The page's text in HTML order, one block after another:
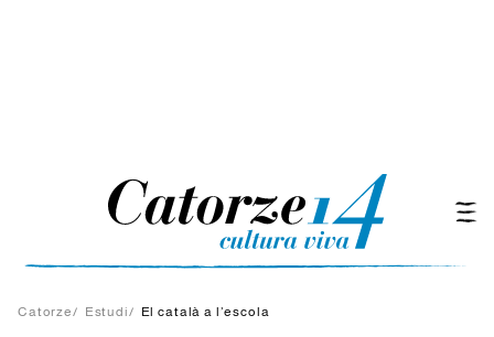
Catorze/ Estudi/ El català a l’escola